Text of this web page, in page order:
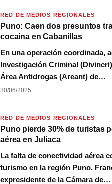
RED DE MEDIOS REGIONALES
Puno: Caen dos presuntos
cocaína en Cabanillas
En una operación coordinada,
Investigación Criminal
Área Antidrogas (Areant) de…
30/06/2025
RED DE MEDIOS REGIONALES
Puno pierde 30% de turistas
aérea en Juliaca
La falta de conectividad aérea
turismo en la región Puno.
expresidente de la Cámara de…